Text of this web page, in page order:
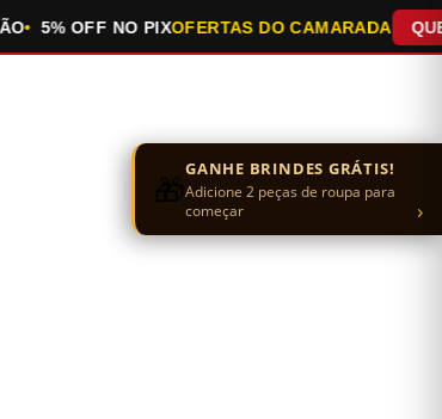
5% OFF NO PIXOFERTAS DO CAMARADA
🎁GANHE BRINDES GRÁTIS!
Adicione 2 peças de roupa para
começar
›